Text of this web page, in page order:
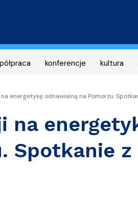
konferencje kultura
energetykę odnawialną na Pomorzu.
na
Spotkanie z